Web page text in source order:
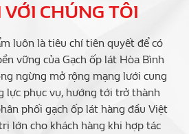
VỚI CHÚNG TÔI
luôn là tiêu chí tiên quyết để có
vững của Gạch ốp lát Hòa Bình
ngừng mở rộng mạng lưới cung
lực phục vụ, hướng tới trở thành
phối gạch ốp lát hàng đầu Việt
lớn cho khách hàng khi hợp tác